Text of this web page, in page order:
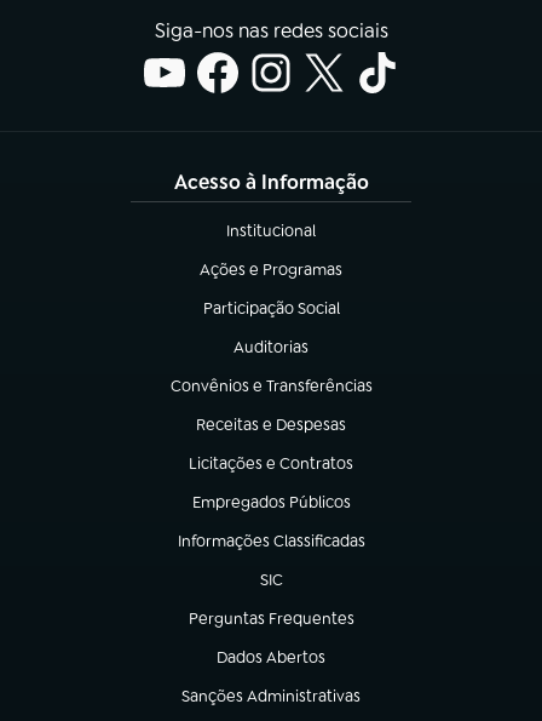
Siga-nos nas redes sociais
Acesso à Informação
Institucional
(abre em nova aba)
Ações e Programas
(abre em nova aba)
Participação Social
(abre em nova aba)
Auditorias
(abre em nova aba)
Convênios e Transferências
(abre em nova aba)
Receitas e Despesas
(abre em nova aba)
Licitações e Contratos
(abre em nova aba)
Empregados Públicos
(abre em nova aba)
Informações Classificadas
(abre em nova aba)
SIC
(abre em nova aba)
Perguntas Frequentes
(abre em nova aba)
Dados Abertos
(abre em nova aba)
Sanções Administrativas
(abre em nova aba)